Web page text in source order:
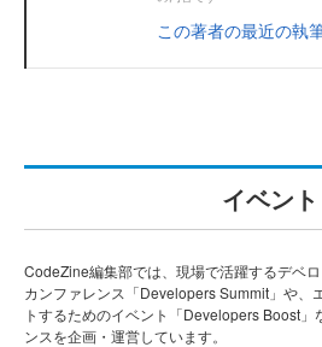
この著者の最近の執
イベント
CodeZine編集部では、現場で活躍するデベ
カンファレンス「Developers Summit」や、
トするためのイベント「Developers Boost
ンスを企画・運営しています。